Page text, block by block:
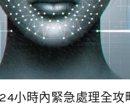
小時內緊急處理全